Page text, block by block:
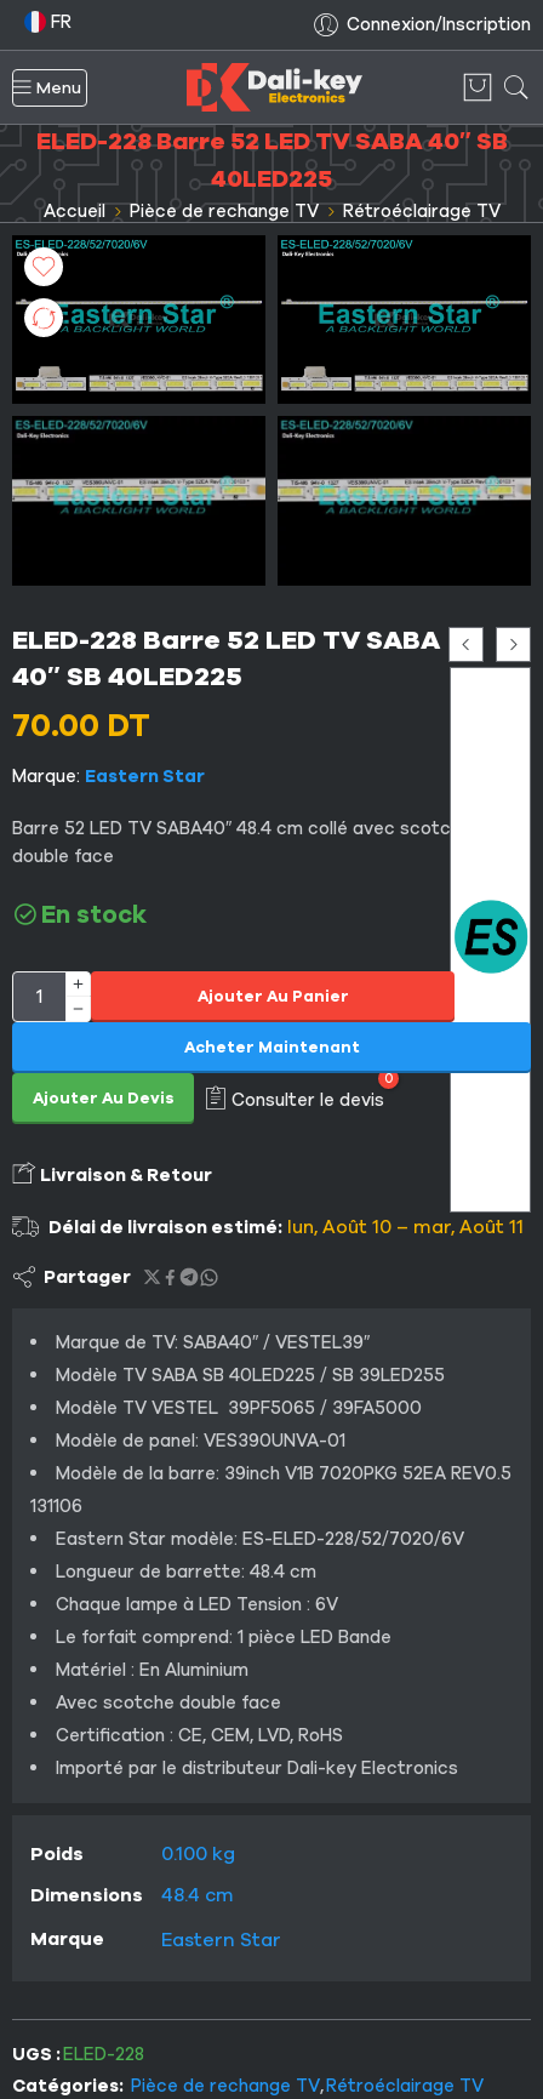
FR Connexion/Inscription
Menu
ELED-228 Barre 52 LED TV SABA 40″ SB
40LED225
Accueil Pièce de rechange TV Rétroéclairage TV
ELED-228 Barre 52 LED TV SABA
40″ SB 40LED225
70.00 DT
Marque: Eastern Star
Barre 52 LED TV SABA40″ 48.4 cm collé avec scotche
double face
En stock
Ajouter Au Panier
Ajouter Au Devis Consulter le devis
0
Acheter Maintenant
Livraison & Retour
Délai de livraison estimé: lun, Août 10 – mar, Août 11
Partager
Marque de TV: SABA40″ / VESTEL39″
Modèle TV SABA SB 40LED225 / SB 39LED255
Modèle TV VESTEL 39PF5065 / 39FA5000
Modèle de panel: VES390UNVA-01
Modèle de la barre: 39inch V1B 7020PKG 52EA REV0.5
131106
Eastern Star modèle: ES-ELED-228/52/7020/6V
Longueur de barrette: 48.4 cm
Chaque lampe à LED Tension : 6V
Le forfait comprend: 1 pièce LED Bande
Matériel : En Aluminium
Avec scotche double face
Certification : CE, CEM, LVD, RoHS
Importé par le distributeur Dali-key Electronics
Poids
0.100 kg
Dimensions
48.4 cm
Marque
Eastern Star
UGS :ELED-228
Catégories: Pièce de rechange TV,Rétroéclairage TV